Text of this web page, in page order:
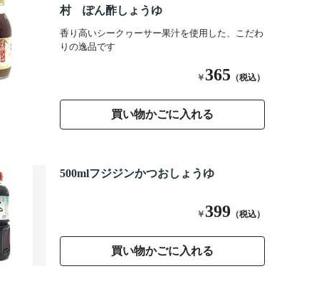
村 ぽん酢しょうゆ
香り高いシークヮーサー果汁を使用した、こだわ
りの逸品です
￥ 365 （税込）
買い物かごに入れる
500mlフジジンかつおしょうゆ
￥ 399 （税込）
買い物かごに入れる